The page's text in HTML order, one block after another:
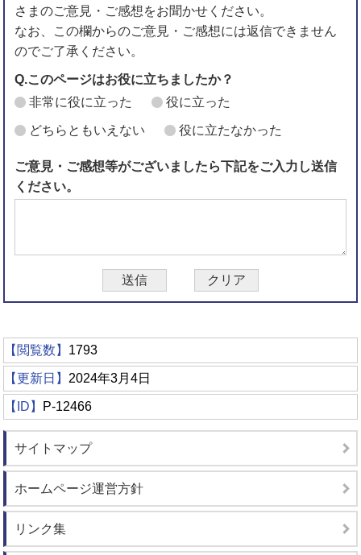
さまのご意見・ご感想をお聞かせください。
なお、この欄からのご意見・ご感想には返信できません
のでご了承ください。
Q.このページはお役に立ちましたか？
非常に役に立った
役に立った
どちらともいえない 役に立たなかった
ご意見・ご感想等がございましたら下記をご入力し送信
ください。
【閲覧数】 1793
【更新日】 2024年3月4日
【ID】 P-12466
サイトマップ
ホームページ運営方針
リンク集